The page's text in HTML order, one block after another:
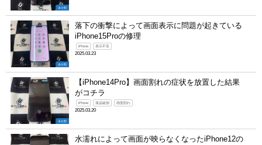
未分類
未分類
落下の衝撃によって画面表示に問題が起きている
iPhone15Proの修理
iPhone 表示不良
2025.03.23
未分類
【iPhone14Pro】画面割れの症状を放置した結果
がコチラ
iPhone 液晶破損 画面割れ
2025.03.20
水濡れによって画面が映らなくなったiPhone12の